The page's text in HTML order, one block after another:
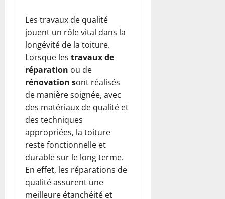
Les travaux de qualité
jouent un rôle vital dans la
longévité de la toiture.
Lorsque les travaux de
réparation ou de
rénovation sont réalisés
de manière soignée, avec
des matériaux de qualité et
des techniques
appropriées, la toiture
reste fonctionnelle et
durable sur le long terme.
En effet, les réparations de
qualité assurent une
meilleure étanchéité et